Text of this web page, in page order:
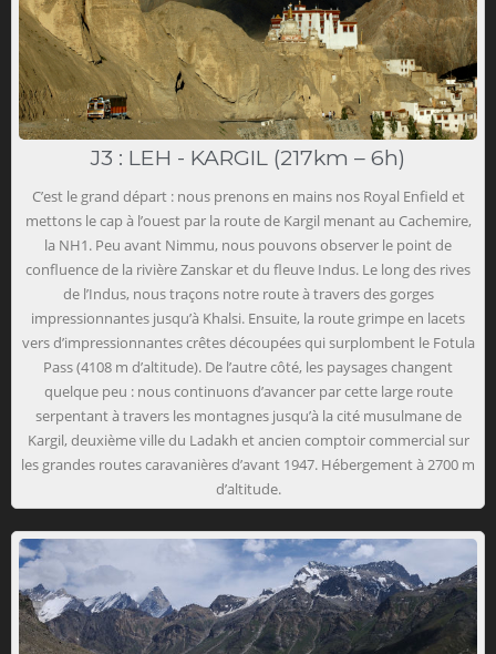
J3 : LEH - KARGIL (217km – 6h)
C’est le grand départ : nous prenons en mains nos Royal Enfield et
mettons le cap à l’ouest par la route de Kargil menant au Cachemire,
la NH1. Peu avant Nimmu, nous pouvons observer le point de
confluence de la rivière Zanskar et du fleuve Indus. Le long des rives
de l’Indus, nous traçons notre route à travers des gorges
impressionnantes jusqu’à Khalsi. Ensuite, la route grimpe en lacets
vers d’impressionnantes crêtes découpées qui surplombent le Fotula
Pass (4108 m d’altitude). De l’autre côté, les paysages changent
quelque peu : nous continuons d’avancer par cette large route
serpentant à travers les montagnes jusqu’à la cité musulmane de
Kargil, deuxième ville du Ladakh et ancien comptoir commercial sur
les grandes routes caravanières d’avant 1947. Hébergement à 2700 m
d’altitude.